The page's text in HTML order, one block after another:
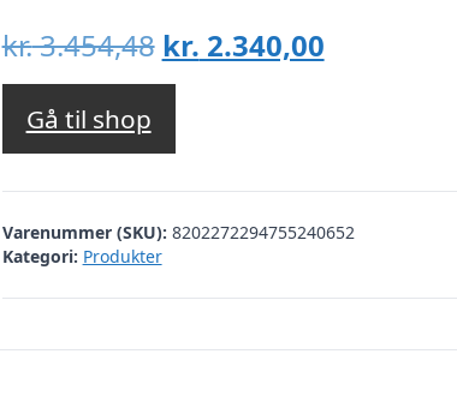
kr.3.454,48 Den
oprindelige
var:
kr. 3.454,48.
kr. 2.340,00Den
kr.
Gå til shop
Varenummer (SKU): 8202272294755240652
Kategori: Produkter